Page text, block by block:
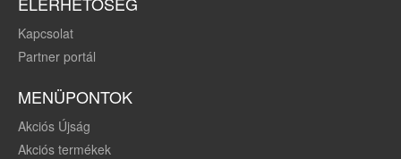
Kapcsolat
Partner portál
MENÜPONTOK
Akciós Újság
Akciós termékek